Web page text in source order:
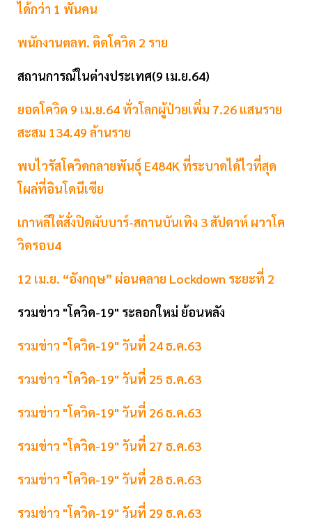
ได้กว่า 1 พันคน
พนักงานตลท. ติดโควิด 2 ราย
สถานการณ์ในต่างประเทศ(9 เม.ย.64)
ยอดโควิด 9 เม.ย.64 ทั่วโลกผู้ป่วยเพิ่ม 7.26 แสนราย
สะสม 134.49 ล้านราย
พบไวรัสโควิดกลายพันธุ์ E484K ที่ระบาดได้ไวที่สุด
โผล่ที่อินโดนีเซีย
เกาหลีใต้สั่งปิดผับบาร์-สถานบันเทิง 3 สัปดาห์ ผวาโค
วิดรอบ4
12 เม.ย. “อังกฤษ” ผ่อนคลาย Lockdown ระยะที่ 2
รวมข่าว "โควิด-19" ระลอกใหม่ ย้อนหลัง
รวมข่าว "โควิด-19" วันที่ 24 ธ.ค.63
รวมข่าว "โควิด-19" วันที่ 25 ธ.ค.63
รวมข่าว "โควิด-19" วันที่ 26 ธ.ค.63
รวมข่าว "โควิด-19" วันที่ 27 ธ.ค.63
รวมข่าว "โควิด-19" วันที่ 28 ธ.ค.63
รวมข่าว "โควิด-19" วันที่ 29 ธ.ค.63